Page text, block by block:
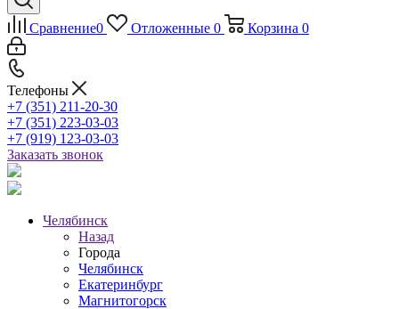
Сравнение0 Отложенные 0 Корзина 0
Телефоны
+7 (351) 211-20-30
+7 (351) 223-03-03
+7 (919) 123-03-03
Заказать звонок
Челябинск
Назад
Города
Челябинск
Екатеринбург
Магнитогорск